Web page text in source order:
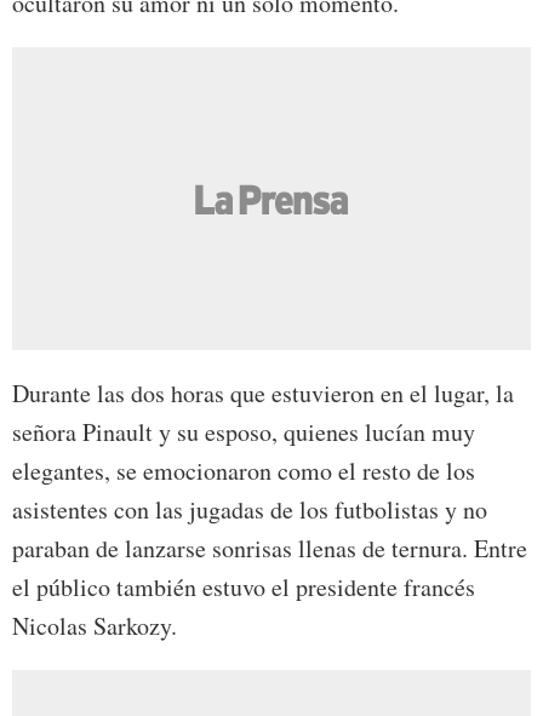
Durante las dos horas que estuvieron en el lugar, la
señora Pinault y su esposo, quienes lucían muy
elegantes, se emocionaron como el resto de los
asistentes con las jugadas de los futbolistas y no
paraban de lanzarse sonrisas llenas de ternura. Entre
el público también estuvo el presidente francés
Nicolas Sarkozy.